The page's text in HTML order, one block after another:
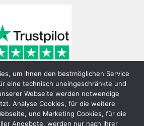
um ihnen den bestmöglichen Service
eine technisch uneingeschränkte und
Webseite werden notwendige
Analyse Cookies, für die weitere
und Marketing Cookies, für die
Angebote, werden nur nach Ihrer